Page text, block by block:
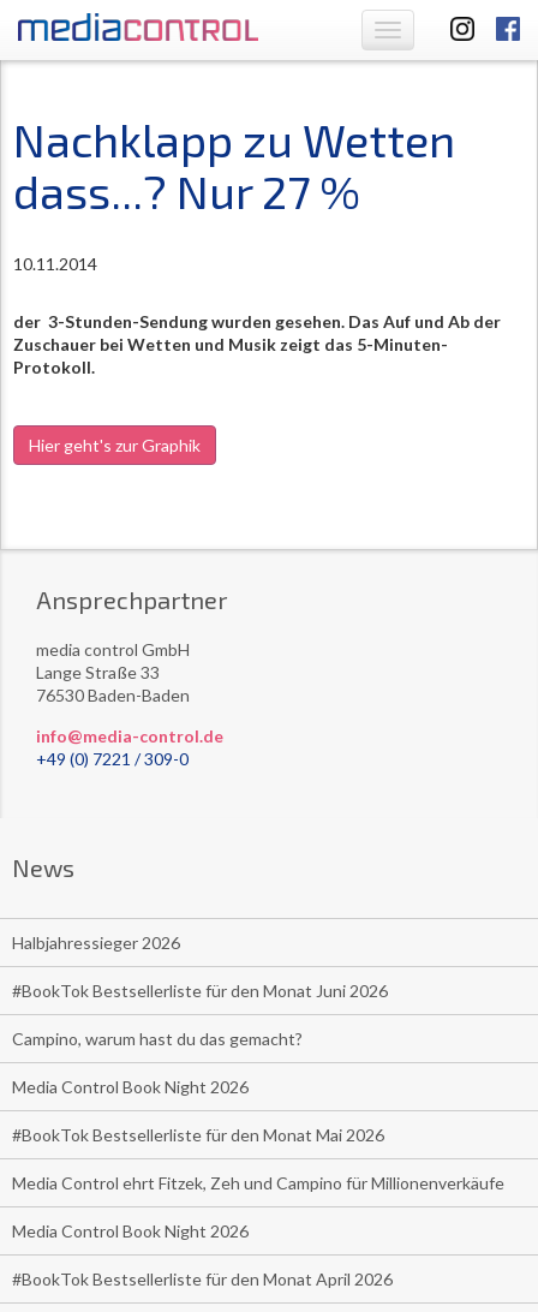
Toggle
navigation
Nachklapp zu Wetten
dass...? Nur 27 %
10.11.2014
der 3-Stunden-Sendung wurden gesehen. Das Auf und Ab der
Zuschauer bei Wetten und Musik zeigt das 5-Minuten-
Protokoll.
Hier geht's zur Graphik
Ansprechpartner
media control GmbH
Lange Straße 33
76530 Baden-Baden
info@media-control.de
+49 (0) 7221 / 309-0
News
Halbjahressieger 2026
#BookTok Bestsellerliste für den Monat Juni 2026
Campino, warum hast du das gemacht?
Media Control Book Night 2026
#BookTok Bestsellerliste für den Monat Mai 2026
Media Control ehrt Fitzek, Zeh und Campino für Millionenverkäufe
Media Control Book Night 2026
#BookTok Bestsellerliste für den Monat April 2026